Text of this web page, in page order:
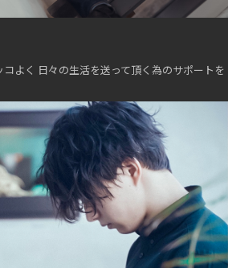
よく 日々の生活を送って頂く為のサポートを